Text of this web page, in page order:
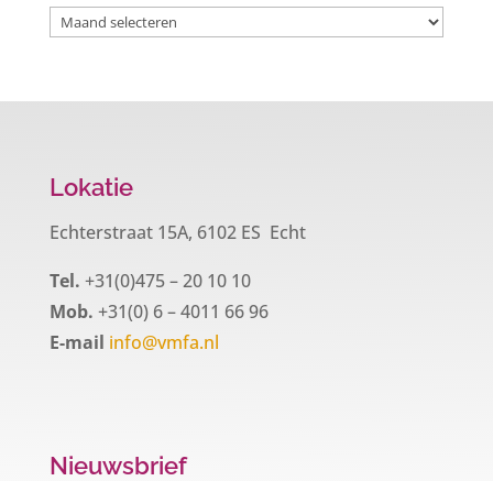
Archieven
Lokatie
Echterstraat 15A, 6102 ES Echt
Tel. +31(0)475 – 20 10 10
Mob. +31(0) 6 – 4011 66 96
E-mail info@vmfa.nl
Nieuwsbrief